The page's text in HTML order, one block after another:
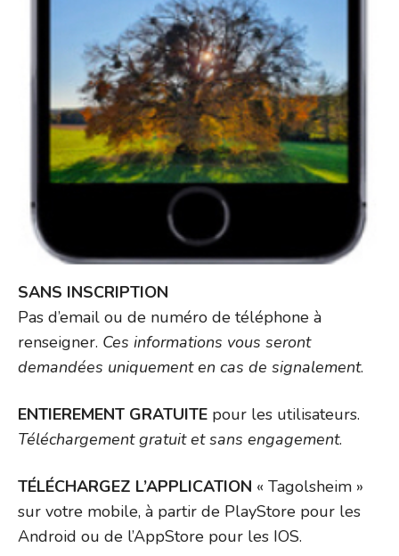
SANS INSCRIPTION
Pas d’email ou de numéro de téléphone à
renseigner. Ces informations vous seront
demandées uniquement en cas de signalement.
ENTIEREMENT GRATUITE pour les utilisateurs.
Téléchargement gratuit et sans engagement.
TÉLÉCHARGEZ L’APPLICATION « Tagolsheim »
sur votre mobile, à partir de PlayStore pour les
Android ou de l’AppStore pour les IOS.